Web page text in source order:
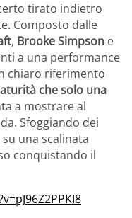
tirato indietro
Composto dalle
, Brooke Simpson e
a una performance
chiaro riferimento
che solo una
a mostrare al
Sfoggiando dei
una scalinata
conquistando il